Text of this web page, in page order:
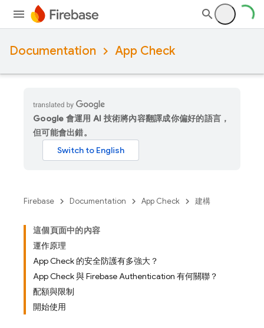
Documentation App Check
Google 會運用 AI 技術將內容翻譯成你偏好的語言，
但可能會出錯。
Firebase Documentation App Check 建構
這個頁面中的內容
運作原理
App Check 的安全防護有多強大？
App Check 與 Firebase Authentication 有何關聯？
配額與限制
開始使用